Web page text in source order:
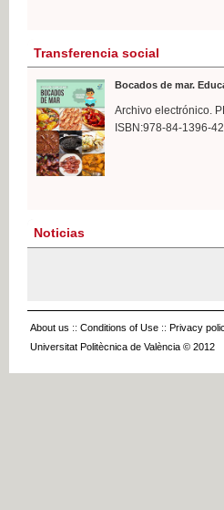
Transferencia social
Bocados de mar.
Archivo electrónico.
ISBN:978-84-1396-
Noticias
About us :: Conditions of Use :: Privacy
Universitat Politècnica de València © 2012